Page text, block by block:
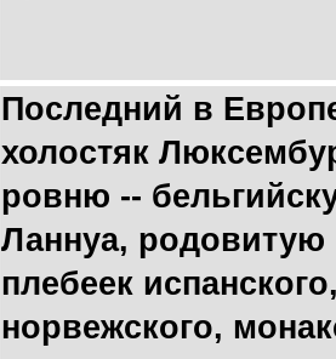
Последний в
холостяк
ровню --
Ланнуа, родовитую
плебеек
норвежского,